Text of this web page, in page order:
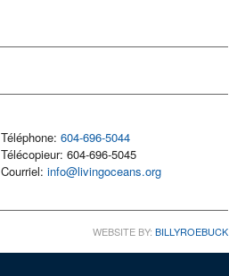
Téléphone: 604-696-5044
Télécopieur: 604-696-5045
Courriel: info@livingoceans.org
WEBSITE BY: BILLYROEBUCK